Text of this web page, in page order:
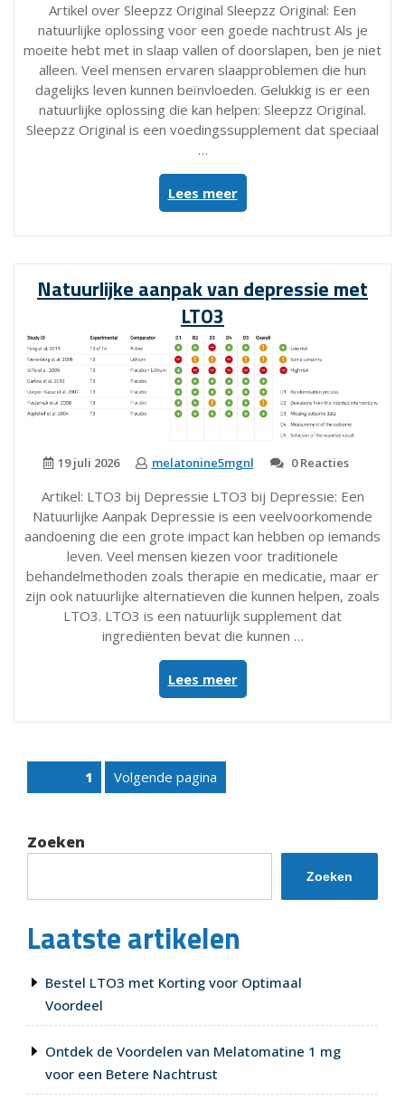
Artikel over Sleepzz Original Sleepzz Original: Een
natuurlijke oplossing voor een goede nachtrust Als je
moeite hebt met in slaap vallen of doorslapen, ben je niet
alleen. Veel mensen ervaren slaapproblemen die hun
dagelijks leven kunnen beïnvloeden. Gelukkig is er een
natuurlijke oplossing die kan helpen: Sleepzz Original.
Sleepzz Original is een voedingssupplement dat speciaal
…
Lees meer“Ontdek
de
kracht
Original
een
goede
nachtrust”
Natuurlijke aanpak van depressie met
LTO3
19 juli 2026 melatonine5mgnl 0 Reacties
Artikel: LTO3 bij Depressie LTO3 bij Depressie: Een
Natuurlijke Aanpak Depressie is een veelvoorkomende
aandoening die een grote impact kan hebben op iemands
leven. Veel mensen kiezen voor traditionele
behandelmethoden zoals therapie en medicatie, maar er
zijn ook natuurlijke alternatieven die kunnen helpen, zoals
LTO3. LTO3 is een natuurlijk supplement dat
ingrediënten bevat die kunnen …
Lees meer“Natuurlijke
aanpak
van
Posts
pagination
1 Volgende pagina
Zoeken
Zoeken
Laatste artikelen
Bestel LTO3 met Korting voor Optimaal
Voordeel
Ontdek de Voordelen van Melatomatine 1 mg
voor een Betere Nachtrust